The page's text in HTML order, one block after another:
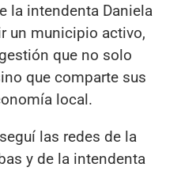
la intendenta Daniela
un municipio activo,
que no solo
que comparte sus
local.
las redes de la
y de la intendenta